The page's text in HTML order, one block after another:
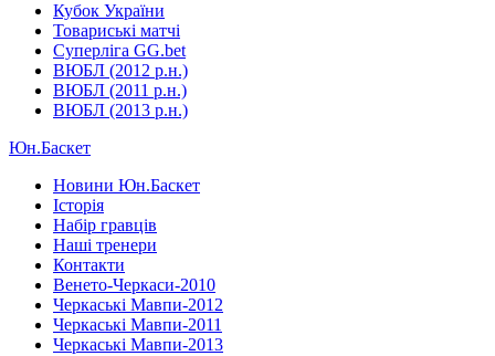
Кубок України
Товариські матчі
Суперліга GG.bet
ВЮБЛ (2012 р.н.)
ВЮБЛ (2011 р.н.)
ВЮБЛ (2013 р.н.)
Юн.Баскет
Новини Юн.Баскет
Історія
Набір гравців
Наші тренери
Контакти
Венето-Черкаси-2010
Черкаські Мавпи-2012
Черкаські Мавпи-2011
Черкаські Мавпи-2013